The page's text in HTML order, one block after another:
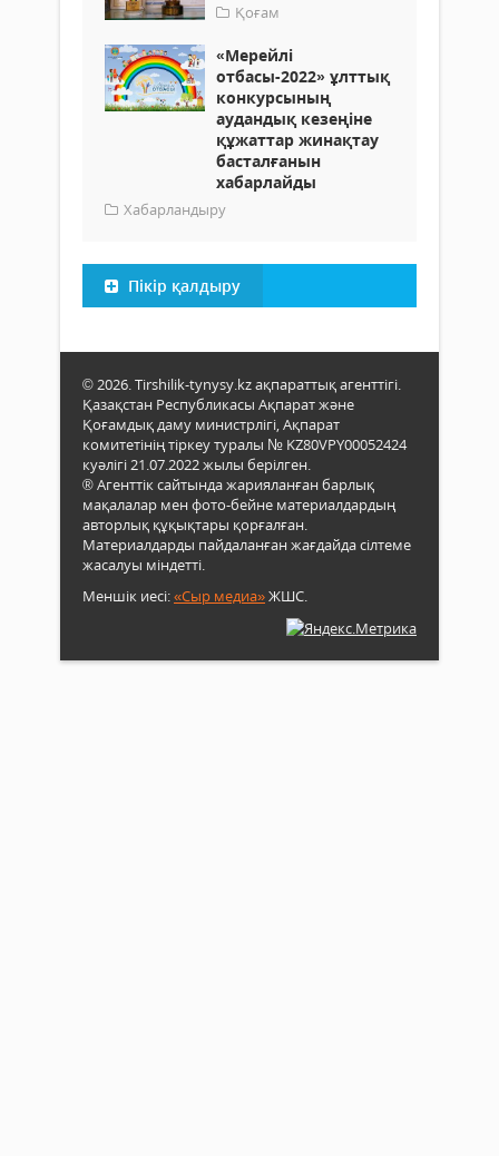
Қоғам
«Мерейлі
отбасы-2022» ұлттық
конкурсының
аудандық кезеңіне
құжаттар жинақтау
басталғанын
хабарлайды
Хабарландыру
Пікір қалдыру
© 2026. Tirshilik-tynysy.kz ақпараттық агенттігі.
Қазақстан Республикасы Ақпарат және
Қоғамдық даму министрлігі, Ақпарат
комитетінің тіркеу туралы № KZ80VPY00052424
куәлігі 21.07.2022 жылы берілген.
® Агенттік сайтында жарияланған барлық
мақалалар мен фото-бейне материалдардың
авторлық құқықтары қорғалған.
Материалдарды пайдаланған жағдайда сілтеме
жасалуы міндетті.
Меншік иесі:«Сыр медиа»ЖШС.